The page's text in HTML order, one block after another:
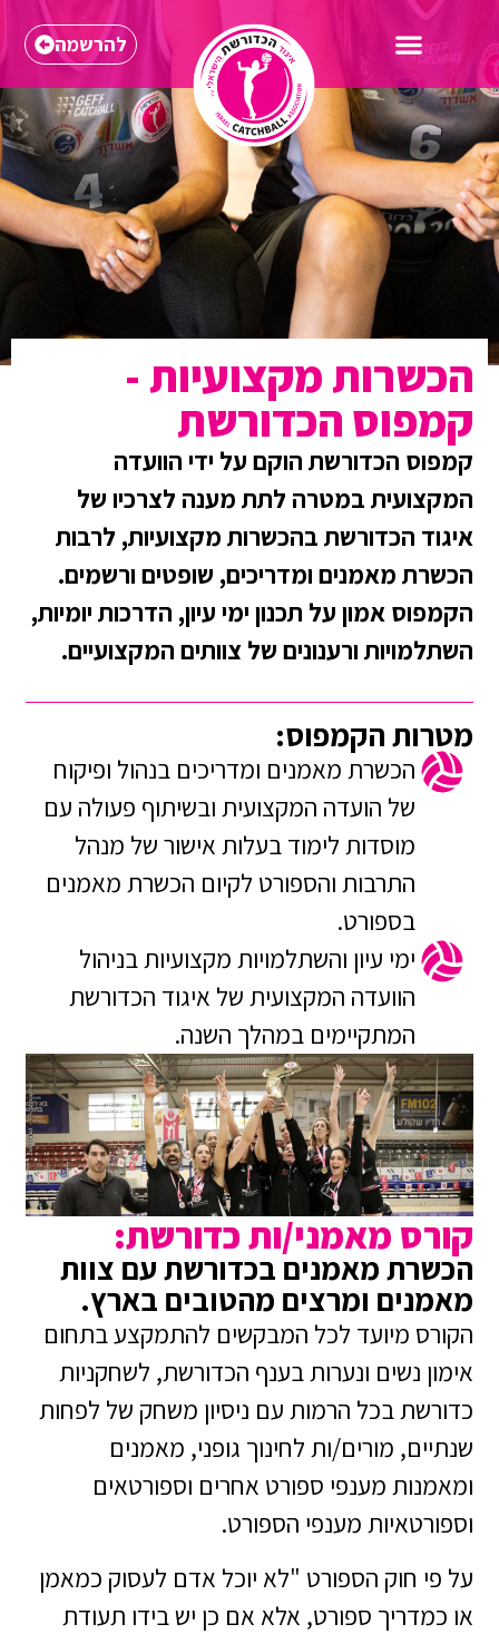
להרשמה
הכשרות מקצועיות -
קמפוס הכדורשת
קמפוס הכדורשת הוקם על ידי הוועדה
המקצועית במטרה לתת מענה לצרכיו של
איגוד הכדורשת בהכשרות מקצועיות, לרבות
הכשרת מאמנים ומדריכים, שופטים ורשמים.
הקמפוס אמון על תכנון ימי עיון, הדרכות יומיות,
השתלמויות ורענונים של צוותים המקצועיים.
מטרות הקמפוס:
הכשרת מאמנים ומדריכים בנהול ופיקוח
של הועדה המקצועית ובשיתוף פעולה עם
מוסדות לימוד בעלות אישור של מנהל
התרבות והספורט לקיום הכשרת מאמנים
בספורט.
ימי עיון והשתלמויות מקצועיות בניהול
הוועדה המקצועית של איגוד הכדורשת
המתקיימים במהלך השנה.
קורס מאמני/ות כדורשת:
הכשרת מאמנים בכדורשת עם צוות
מאמנים ומרצים מהטובים בארץ.
הקורס מיועד לכל המבקשים להתמקצע בתחום
אימון נשים ונערות בענף הכדורשת, לשחקניות
כדורשת בכל הרמות עם ניסיון משחק של לפחות
שנתיים, מורים/ות לחינוך גופני, מאמנים
ומאמנות מענפי ספורט אחרים וספורטאים
וספורטאיות מענפי הספורט.
על פי חוק הספורט "לא יוכל אדם לעסוק כמאמן
או כמדריך ספורט, אלא אם כן יש בידו תעודת